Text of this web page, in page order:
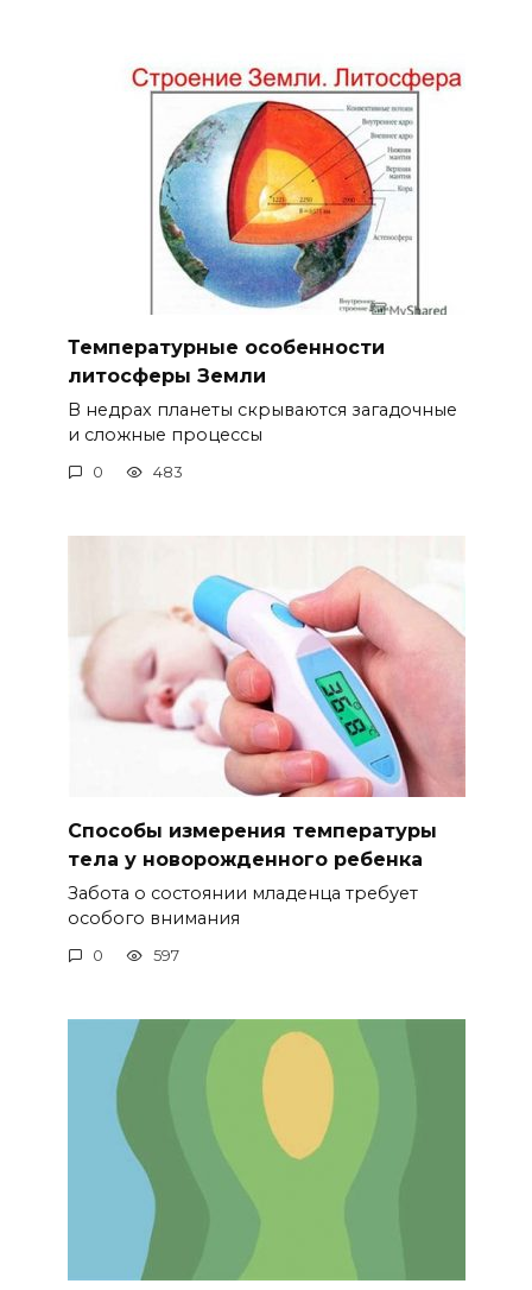
Температурные особенности
литосферы Земли
В недрах планеты скрываются загадочные
и сложные процессы
0 483
Способы измерения температуры
тела у новорожденного ребенка
Забота о состоянии младенца требует
особого внимания
0 597